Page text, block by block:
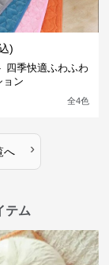
)
四季快適ふわふわ
ョン
全4色
へ ›
テム